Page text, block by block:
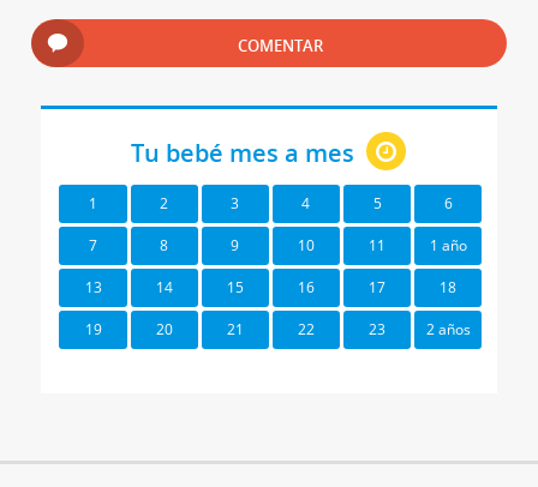
COMENTAR
Tu bebé mes a mes
1 2 3 4 5 6
7 8 9 10 11 1 año
13 14 15 16 17 18
19 20 21 22 23 2 años